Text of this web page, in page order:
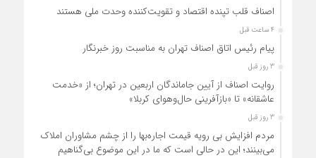
اصناف قلب تپنده اقتصاد و تقویت‌کننده وحدت ملی هستند
4 ساعت قبل
پیام رئیس اتاق اصناف تهران به مناسبت روز خبرنگار
3 روز قبل
روایت اصناف از آیین جاماندگان اربعین در تهران؛ از «خدمت
عاشقانه» تا «بازآفرینی حال‌وهوای کربلا»
3 روز قبل
مردم افزایش بی رویه قیمت اجاره‌بها را از چشم مشاوران املاک
می‌بینند؛ این در حالی است که ما در این موضوع بی‌گناهیم